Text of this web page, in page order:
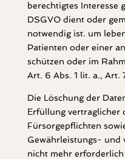
berechtigtes Interesse
DSGVO dient oder
notwendig ist. um
Patienten oder einer
schützen oder im
Art. 6 Abs. 1 lit. a., Art.
Die Löschung der
Erfüllung vertraglicher
Fürsorgepflichten
Gewährleistungs- und
nicht mehr